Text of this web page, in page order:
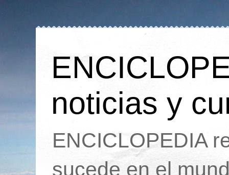
noticias y
ENCICLOPEDIA
sucede en el